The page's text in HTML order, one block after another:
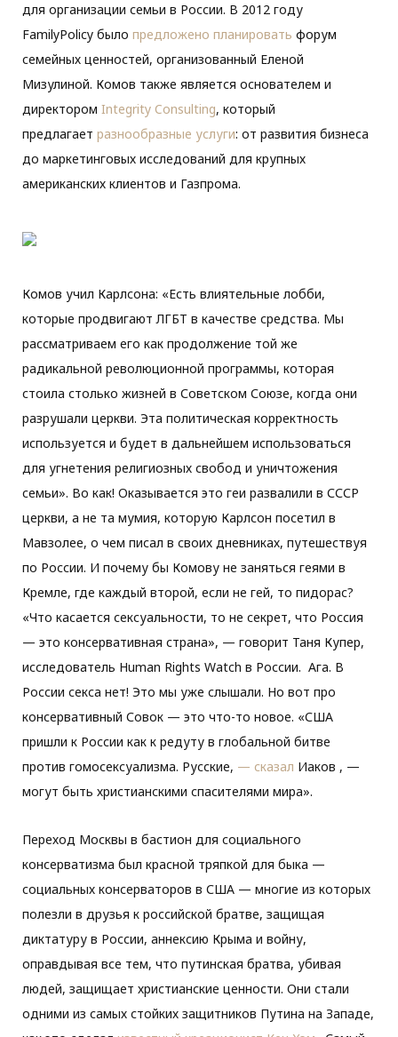
для организации семьи в России. В 2012 году
FamilyPolicy было предложено планировать форум
семейных ценностей, организованный Еленой
Мизулиной. Комов также является основателем и
директором Integrity Consulting, который
предлагает разнообразные услуги: от развития бизнеса
до маркетинговых исследований для крупных
американских клиентов и Газпрома.
Комов учил Карлсона: «Есть влиятельные лобби,
которые продвигают ЛГБТ в качестве средства. Мы
рассматриваем его как продолжение той же
радикальной революционной программы, которая
стоила столько жизней в Советском Союзе, когда они
разрушали церкви. Эта политическая корректность
используется и будет в дальнейшем использоваться
для угнетения религиозных свобод и уничтожения
семьи». Во как! Оказывается это геи развалили в СССР
церкви, а не та мумия, которую Карлсон посетил в
Мавзолее, о чем писал в своих дневниках, путешествуя
по России. И почему бы Комову не заняться геями в
Кремле, где каждый второй, если не гей, то пидорас?
«Что касается сексуальности, то не секрет, что Россия
— это консервативная страна», — говорит Таня Купер,
исследователь Human Rights Watch в России. Ага. В
России секса нет! Это мы уже слышали. Но вот про
консервативный Совок — это что-то новое. «США
пришли к России как к редуту в глобальной битве
против гомосексуализма. Русские, — сказал Иаков , —
могут быть христианскими спасителями мира».
Переход Москвы в бастион для социального
консерватизма был красной тряпкой для быка —
социальных консерваторов в США — многие из которых
полезли в друзья к российской братве, защищая
диктатуру в России, аннексию Крыма и войну,
оправдывая все тем, что путинская братва, убивая
людей, защищает христианские ценности. Они стали
одними из самых стойких защитников Путина на Западе,